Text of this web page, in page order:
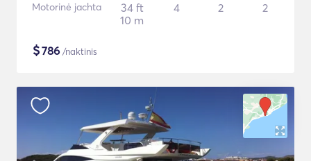
Motorinė jachta
34 ft
10 m
4 2 2
$786 /naktinis